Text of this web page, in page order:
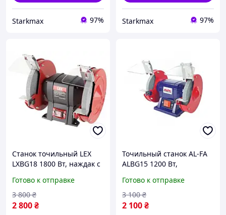
Starkmax 97% Starkmax 97%
Станок точильный LEX
LXBG18 1800 Вт, наждак с
заточки, шлифовки и
очистки металла
профессиональный
Готово к отправке
2 800₴
3 800 ₴
Точильный станок AL-FA
ALBG15 1200 Вт,
150 мм для шлифовки,
заточки инструмента и
очистки металла
Готово к отправке
2 100₴
3 100 ₴